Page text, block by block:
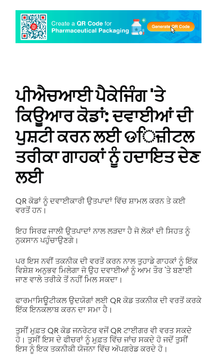
ਪੀਐਚਆਈ ਪੈਕੇਜਿੰਗ 'ਤੇ
ਕਿਊਆਰ ਕੋਡਾਂ: ਦਵਾਈਆਂ ਦੀ
ਪੁਸ਼ਟੀ ਕਰਨ ਲਈ ଡਿਜ਼ੀਟਲ
ਤਰੀਕਾ ਗਾਹਕਾਂ ਨੂੰ ਹਦਾਇਤ ਦੇਣ
ਲਈ
QR ਕੋਡਾਂ ਨੂੰ ਦਵਾਈਕਾਰੀ ਉਤਪਾਦਾਂ ਵਿੱਚ ਸ਼ਾਮਲ ਕਰਨ ਤੇ ਕਈ
ਵਰਤੋਂ ਹਨ।
ਇਹ ਸਿਰਫ ਜਾਲੀ ਉਤਪਾਦਾਂ ਨਾਲ ਲੜਦਾ ਹੈ ਜੋ ਲੋਕਾਂ ਦੀ ਸਿਹਤ ਨੂੰ
ਨੁਕਸਾਨ ਪਹੁੰਚਾਉਣਗੇ।
ਪਰ ਇਸ ਨਵੀਂ ਤਕਨੀਕ ਦੀ ਵਰਤੋਂ ਕਰਨ ਨਾਲ ਤੁਹਾਡੇ ਗਾਹਕਾਂ ਨੂੰ ਇੱਕ
ਵਿਸ਼ੇਸ਼ ਅਨੁਭਵ ਮਿਲੇਗਾ ਜੋ ਉਹ ਦਵਾਈਆਂ ਨੂੰ ਆਮ ਤੌਰ 'ਤੇ ਬਣਾਈ
ਜਾਣ ਵਾਲੇ ਤਰੀਕੇ ਤੋਂ ਨਹੀਂ ਮਿਲ ਸਕਦਾ।
ਫਾਰਮਾਸਿਊਟੀਕਲ ਉਦਯੋਗਾਂ ਲਈ QR ਕੋਡ ਤਕਨੀਕ ਦੀ ਵਰਤੋਂ ਕਰਕੇ
ਇੱਕ ਇਨਕਲਾਬ ਕਰਨ ਦਾ ਸਮਾ ਹੈ।
ਤੁਸੀਂ ਮੁਫ਼ਤ QR ਕੋਡ ਜਨਰੇਟਰ ਵਜੋਂ QR ਟਾਈਗਰ ਵੀ ਵਰਤ ਸਕਦੇ
ਹੋ। ਤੁਸੀਂ ਇਸ ਦੇ ਫੀਚਰਾਂ ਨੂੰ ਮੁਫ਼ਤ ਵਿੱਚ ਜਾਂਚ ਸਕਦੇ ਹੋ ਜਦੋਂ ਤੁਸੀਂ
ਇਸ ਨੂੰ ਇਕ ਤਕਨੀਕੀ ਯੋਜਨਾ ਵਿੱਚ ਅੱਪਗਰੇਡ ਕਰਦੇ ਹੋ।